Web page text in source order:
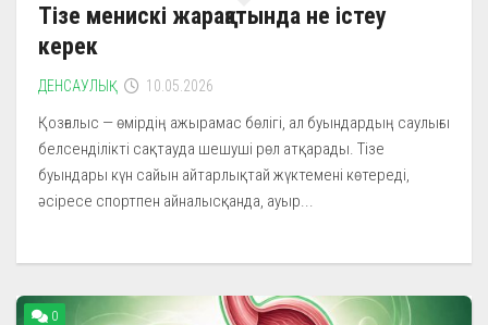
Тізе менискі жарақатында не істеу
керек
ДЕНСАУЛЫҚ 10.05.2026
Қозғалыс — өмірдің ажырамас бөлігі, ал буындардың саулығы
белсенділікті сақтауда шешуші рөл атқарады. Тізе
буындары күн сайын айтарлықтай жүктемені көтереді,
әсіресе спортпен айналысқанда, ауыр...
0